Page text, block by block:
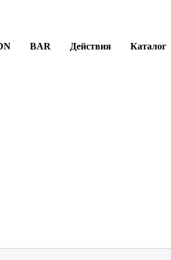
BAR Действия Каталог